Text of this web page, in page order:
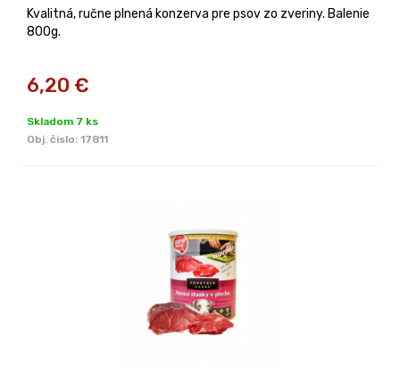
Kvalitná, ručne plnená konzerva pre psov zo zveriny. Balenie
800g.
6,20 €
Skladom 7 ks
Obj. čislo: 17811